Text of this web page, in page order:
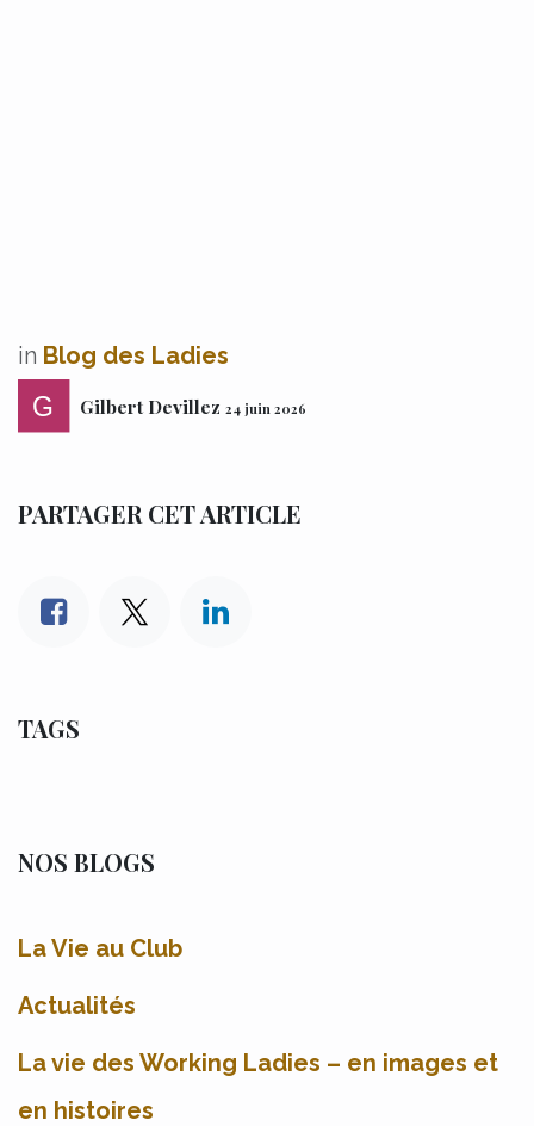
in Blog des Ladies
Gilbert Devillez 24 juin 2026
PARTAGER CET ARTICLE
TAGS
NOS BLOGS
La Vie au Club
Actualités
La vie des Working Ladies – en images et
en histoires